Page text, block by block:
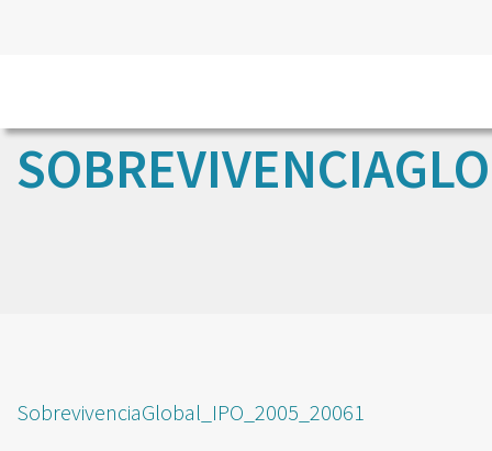
SobrevivenciaGlobal_IPO_2005_20061